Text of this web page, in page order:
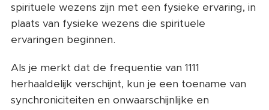
spirituele wezens zijn met een fysieke ervaring, in
plaats van fysieke wezens die spirituele
ervaringen beginnen.
Als je merkt dat de frequentie van 1111
herhaaldelijk verschijnt, kun je een toename van
synchroniciteiten en onwaarschijnlijke en